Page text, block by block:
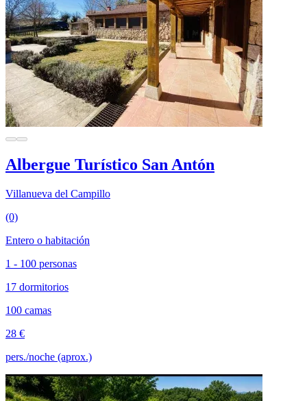
Albergue Turístico San Antón
Villanueva del Campillo
(0)
Entero o habitación
1 - 100 personas
17 dormitorios
100 camas
28 €
pers./noche (aprox.)